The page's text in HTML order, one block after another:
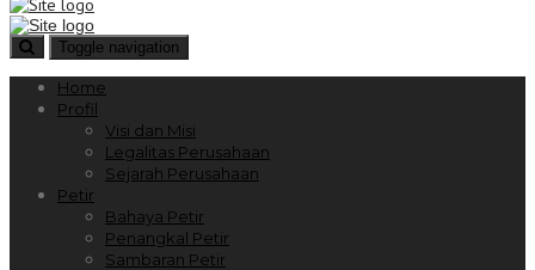
Toggle navigation
Home
Profil
Visi dan Misi
Legalitas Perusahaan
Sejarah Perusahaan
Petir
Bahaya Petir
Penangkal Petir
Sambaran Petir